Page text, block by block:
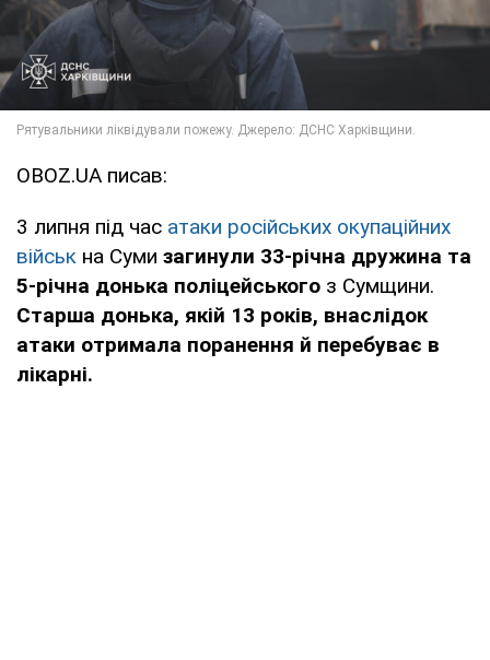
OBOZ.UA писав:
3 липня під час атаки російських окупаційних
військ на Суми загинули 33-річна дружина та
5-річна донька поліцейського з Сумщини.
Старша донька, якій 13 років, внаслідок
атаки отримала поранення й перебуває в
лікарні.